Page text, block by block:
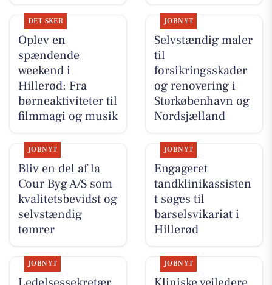
DET SKER
Oplev en
spændende
weekend i
Hillerød: Fra
børneaktiviteter til
filmmagi og musik
JOBNYT
Selvstændig maler
til
forsikringsskader
og renovering i
Storkøbenhavn og
Nordsjælland
JOBNYT
Bliv en del af la
Cour Byg A/S som
kvalitetsbevidst og
selvstændig
tømrer
JOBNYT
Engageret
tandklinikassisten
t søges til
barselsvikariat i
Hillerød
JOBNYT JOBNYT